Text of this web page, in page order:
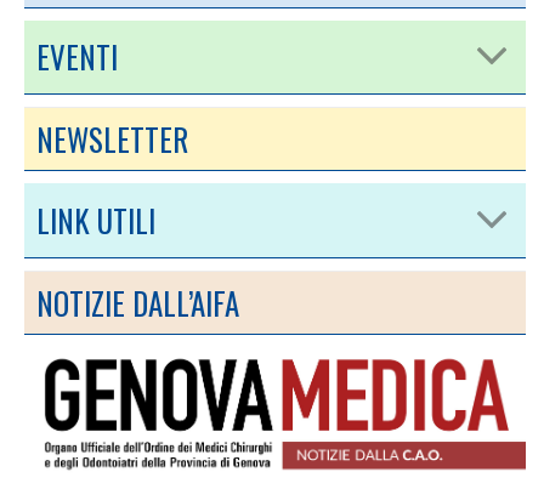
EVENTI
NEWSLETTER
LINK UTILI
NOTIZIE DALL’AIFA